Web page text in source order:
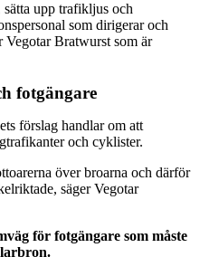
upp trafikljus och
som dirigerar och
Vegotar Bratwurst som är
fotgängare
förslag handlar om att
och cyklister.
över broarna och därför
säger Vegotar
för fotgängare som måste